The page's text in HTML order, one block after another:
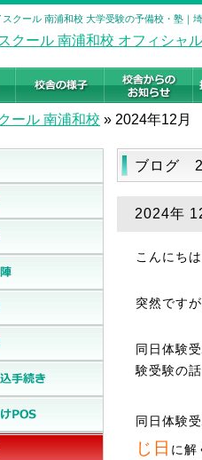
スクール 南浦和校 大学受験の予備校・塾｜
ール 南浦和校 » 2024年12月
ブログ
2024年
こんにち
突然です
同日体験
験受験の
同日体験
じ日 に解